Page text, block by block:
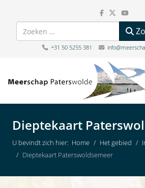
Zoeken
+31 50 5255 381
Dieptekaart
U bevindt zich hier: Home Het gebied
Dieptekaart Paterswoldsemeer